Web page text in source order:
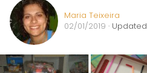
Maria Teixeira
02/01/2019 ·